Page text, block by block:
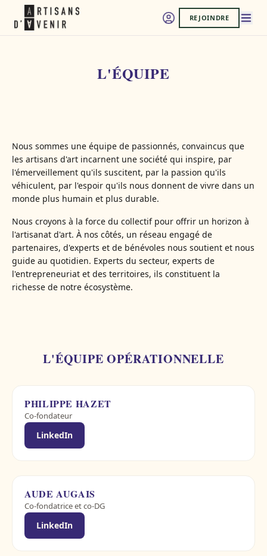
REJOINDRE
L'ÉQUIPE
Nous sommes une équipe de passionnés, convaincus que
les artisans d'art incarnent une société qui inspire, par
l'émerveillement qu'ils suscitent, par la passion qu'ils
véhiculent, par l'espoir qu'ils nous donnent de vivre dans un
monde plus humain et plus durable.
Nous croyons à la force du collectif pour offrir un horizon à
l'artisanat d'art. À nos côtés, un réseau engagé de
partenaires, d'experts et de bénévoles nous soutient et nous
guide au quotidien. Experts du secteur, experts de
l'entrepreneuriat et des territoires, ils constituent la
richesse de notre écosystème.
L'ÉQUIPE OPÉRATIONNELLE
PHILIPPE HAZET
Co-fondateur
LinkedIn
AUDE AUGAIS
Co-fondatrice et co-DG
LinkedIn